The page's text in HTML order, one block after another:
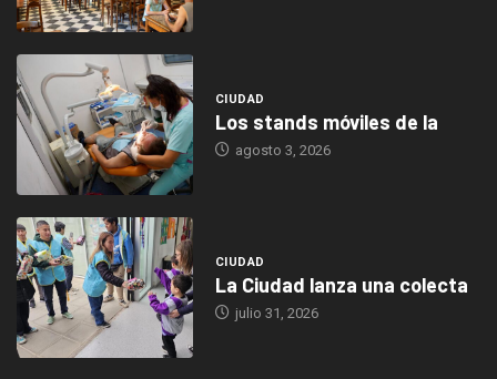
CIUDAD
Los stands móviles de la
agosto 3, 2026
CIUDAD
La Ciudad lanza una colecta
julio 31, 2026